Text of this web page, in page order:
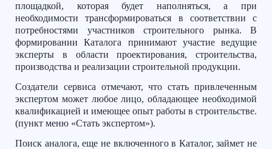
площадкой, которая будет наполняться, а при
необходимости трансформироваться в соответствии с
потребностями участников строительного рынка. В
формировании Каталога принимают участие ведущие
эксперты в области проектирования, строительства,
производства и реализации строительной продукции.
Создатели сервиса отмечают, что стать привлеченным
экспертом может любое лицо, обладающее необходимой
квалификацией и имеющее опыт работы в строительстве.
(пункт меню «Стать экспертом»).
Поиск аналога, еще не включенного в Каталог, займет не